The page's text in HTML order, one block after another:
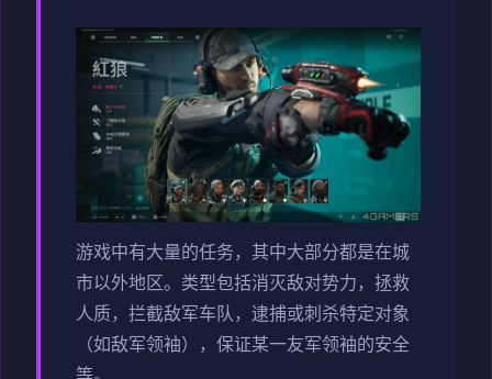
游戏中有大量的任务，其中大部分都是在城
市以外地区。类型包括消灭敌对势力，拯救
人质，拦截敌军车队，逮捕或刺杀特定对象
（如敌军领袖），保证某一友军领袖的安全